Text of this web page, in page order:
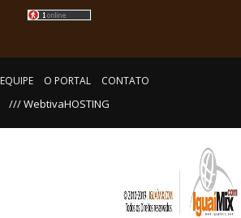
EQUIPE O PORTAL CONTATO
/// WebtivaHOSTING